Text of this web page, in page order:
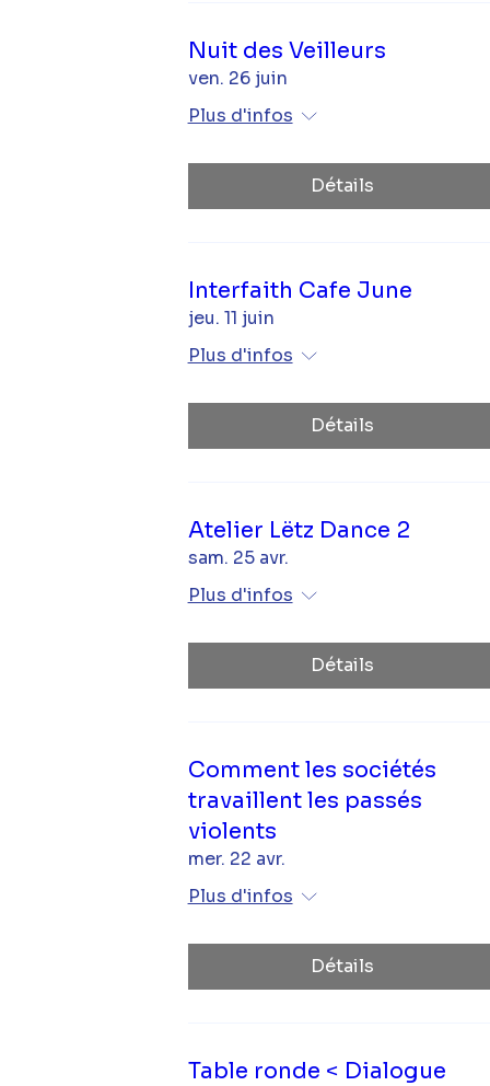
Nuit des Veilleurs
ven. 26 juin
Plus d'infos
Détails
Interfaith Cafe June
jeu. 11 juin
Plus d'infos
Détails
Atelier Lëtz Dance 2
sam. 25 avr.
Plus d'infos
Détails
Comment les sociétés
travaillent les passés
violents
mer. 22 avr.
Plus d'infos
Détails
Table ronde < Dialogue